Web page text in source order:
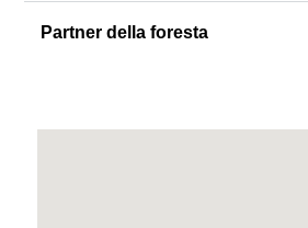
Partner della foresta